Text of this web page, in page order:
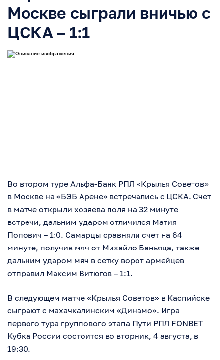
Москве сыграли вничью с
ЦСКА – 1:1
Во втором туре Альфа-Банк РПЛ «Крылья Советов»
в Москве на «БЭБ Арене» встречались с ЦСКА. Счет
в матче открыли хозяева поля на 32 минуте
встречи, дальним ударом отличился Матия
Попович – 1:0. Самарцы сравняли счет на 64
минуте, получив мяч от Михайло Баньяца, также
дальним ударом мяч в сетку ворот армейцев
отправил Максим Витюгов – 1:1.
В следующем матче «Крылья Советов» в Каспийске
сыграют с махачкалинским «Динамо». Игра
первого тура группового этапа Пути РПЛ FONBET
Кубка России состоится во вторник, 4 августа, в
19:30.